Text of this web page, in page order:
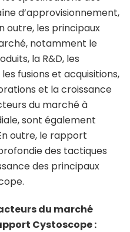
d’approvisionnement,
outre, les principaux
notamment le
la R&D, les
fusions et acquisitions,
et la croissance
du marché à
sont également
outre, le rapport
des tactiques
des principaux
du marché
Cystoscope :